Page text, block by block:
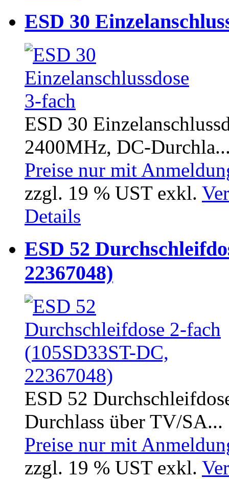
ESD 30
ESD 30
2400MHz, DC-
Preise nur mit
zzgl. 19 % UST exkl.
Details
ESD 52
22367048)
ESD 52
Durchlass über TV/SA...
Preise nur mit
zzgl. 19 % UST exkl.